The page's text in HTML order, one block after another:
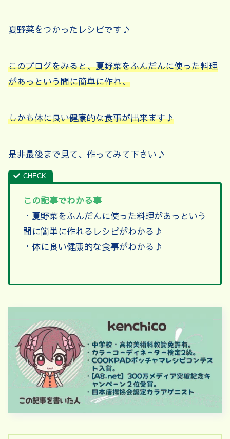
夏野菜をつかったレシピです♪
このブログをみると、夏野菜をふんだんに使った料理
があっという間に簡単に作れ、
しかも体に良い健康的な食事が出来ます♪
是非最後まで見て、作ってみて下さい♪
この記事でわかる事
・夏野菜をふんだんに使った料理があっという
間に簡単に作れるレシピがわかる♪
・体に良い健康的な食事がわかる♪